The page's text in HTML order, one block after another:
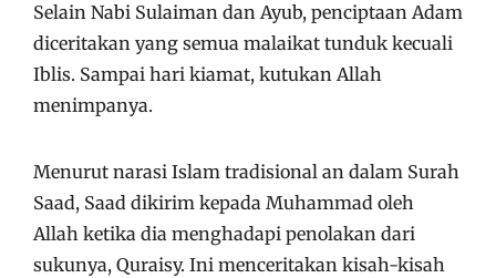
Selain Nabi Sulaiman dan Ayub, penciptaan Adam
diceritakan yang semua malaikat tunduk kecuali
Iblis. Sampai hari kiamat, kutukan Allah
menimpanya.
Menurut narasi Islam tradisional an dalam Surah
Saad, Saad dikirim kepada Muhammad oleh
Allah ketika dia menghadapi penolakan dari
sukunya, Quraisy. Ini menceritakan kisah-kisah